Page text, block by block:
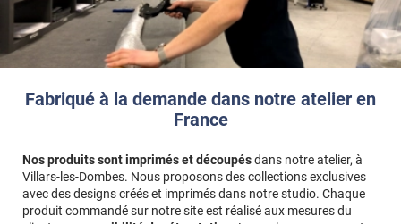
Fabriqué à la demande dans notre atelier en
France
Nos produits sont imprimés et découpésdans notre atelier, à
Villars-les-Dombes. Nous proposons des collections exclusives
avec des designs créés et imprimés dans notre studio. Chaque
produit commandé sur notre site est réalisé aux mesures du